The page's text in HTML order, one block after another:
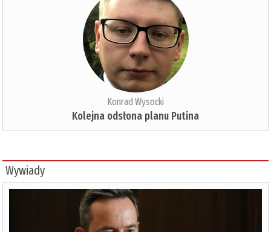
Konrad Wysocki
Kolejna odsłona planu Putina
Wywiady